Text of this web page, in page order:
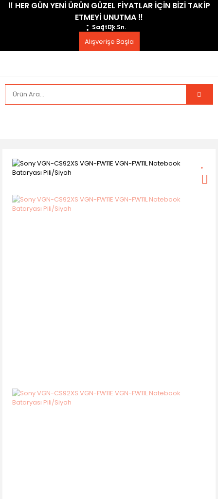
​‼️​ HER GÜN YENİ ÜRÜN GÜZEL FİYATLAR İÇİN BİZİ TAKİP
ETMEYİ UNUTMA ​‼️​
SaatDk.Sn.
Alışverişe Başla